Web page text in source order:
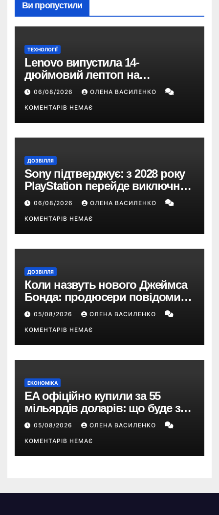
Ви пропустили
ТЕХНОЛОГІЇ
Lenovo випустила 14-
дюймовий лептоп на
Snapdragon X2 з автономністю
понад 33 години
06/08/2026 ОЛЕНА ВАСИЛЕНКО
КОМЕНТАРІВ НЕМАЄ
ДОЗВІЛЛЯ
Sony підтверджує: з 2028 року
PlayStation перейде виключно
на цифрові ігри
06/08/2026 ОЛЕНА ВАСИЛЕНКО
КОМЕНТАРІВ НЕМАЄ
ДОЗВІЛЛЯ
Коли назвуть нового Джеймса
Бонда: продюсери повідомили
про терміни кастингу
05/08/2026 ОЛЕНА ВАСИЛЕНКО
КОМЕНТАРІВ НЕМАЄ
ЕКОНОМІКА
EA офіційно купили за 55
мільярдів доларів: що буде з
EA Sports FC, Battlefield і The
Sims
05/08/2026 ОЛЕНА ВАСИЛЕНКО
КОМЕНТАРІВ НЕМАЄ